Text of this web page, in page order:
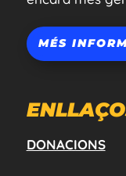
MÉS
DONACIONS